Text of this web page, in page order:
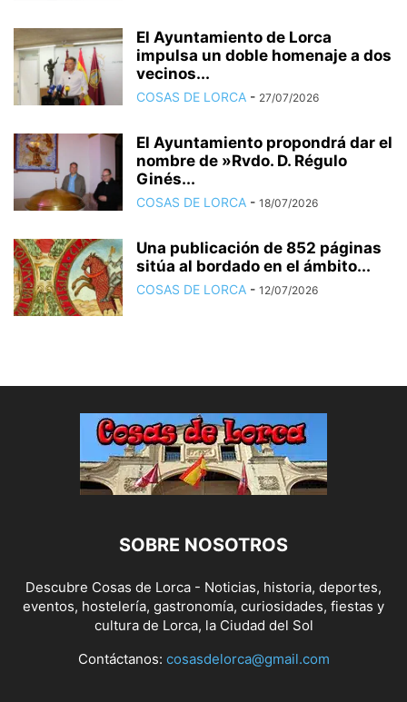
El Ayuntamiento de Lorca
impulsa un doble homenaje a dos
vecinos...
COSAS DE LORCA - 27/07/2026
El Ayuntamiento propondrá dar el
nombre de »Rvdo. D. Régulo
Ginés...
COSAS DE LORCA - 18/07/2026
Una publicación de 852 páginas
sitúa al bordado en el ámbito...
COSAS DE LORCA - 12/07/2026
SOBRE NOSOTROS
Descubre Cosas de Lorca - Noticias, historia, deportes,
eventos, hostelería, gastronomía, curiosidades, fiestas y
cultura de Lorca, la Ciudad del Sol
Contáctanos: cosasdelorca@gmail.com